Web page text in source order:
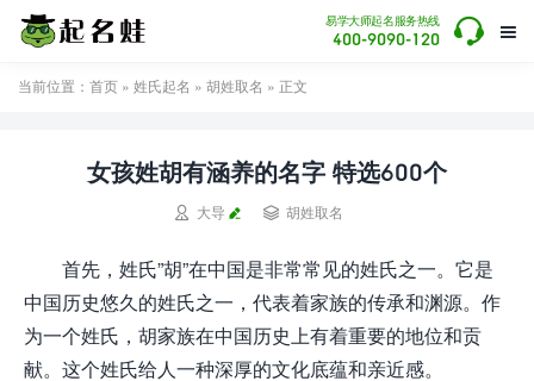

易学大师起名服务热线
400-9090-120 
当前位置： 首页 » 姓氏起名 » 胡姓取名 » 正文
女孩姓胡有涵养的名字 特选600个
 大导  胡姓取名
首先，姓氏”胡”在中国是非常常见的姓氏之一。它是
中国历史悠久的姓氏之一，代表着家族的传承和渊源。作
为一个姓氏，胡家族在中国历史上有着重要的地位和贡
献。这个姓氏给人一种深厚的文化底蕴和亲近感。